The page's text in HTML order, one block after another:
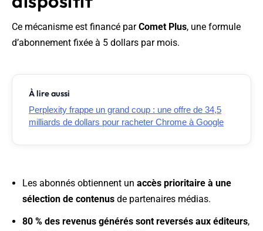
Ce mécanisme est financé parComet Plus, une formule
d’abonnement fixée à 5 dollars par mois.
À lire aussi
Perplexity frappe un grand coup : une offre de 34,5
milliards de dollars pour racheter Chrome à Google
Les abonnés obtiennent unaccès prioritaire à une
sélection de contenus de partenaires médias.
80 % des revenus générés sont reversés aux éditeurs,